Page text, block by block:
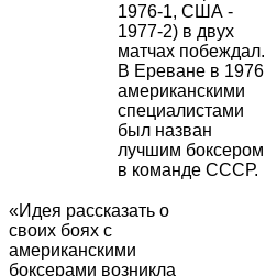
1976-1, США -
1977-2) в двух
матчах побеждал.
В Ереване в 1976
американскими
специалистами
был назван
лучшим боксером
в команде СССР.
«Идея рассказать о
своих боях с
американскими
боксерами возникла